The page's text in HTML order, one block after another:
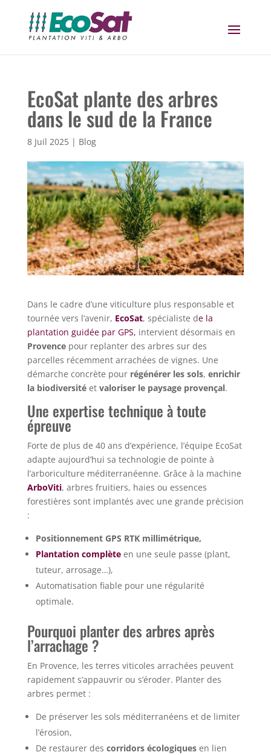
EcoSat plante des arbres
dans le sud de la France
8 Juil 2025| Blog
Dans le cadre d’une viticulture plus responsable et
tournée vers l’avenir, EcoSat, spécialiste de la
plantation guidée par GPS, intervient désormais en
Provencepour replanter des arbres sur des
parcelles récemment arrachées de vignes. Une
démarche concrète pour régénérer les sols, enrichir
la biodiversitéet valoriser le paysage provençal.
Une expertise technique à toute
épreuve
Forte de plus de 40 ans d’expérience, l’équipe EcoSat
adapte aujourd’hui sa technologie de pointe à
l’arboriculture méditerranéenne. Grâce à la machine
ArboViti, arbres fruitiers, haies ou essences
forestières sont implantés avec une grande précision
:
Positionnement GPS RTK millimétrique,
Plantation complèteen une seule passe (plant,
tuteur, arrosage…),
Automatisation fiable pour une régularité
optimale.
Pourquoi planter des arbres après
l’arrachage ?
En Provence, les terres viticoles arrachées peuvent
rapidement s’appauvrir ou s’éroder. Planter des
arbres permet :
De préserver les sols méditerranéens et de limiter
l’érosion,
De restaurer des corridors écologiquesen lien